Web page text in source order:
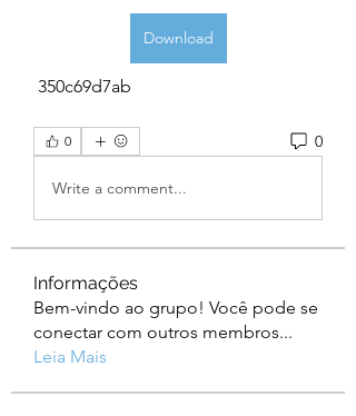
Download
350c69d7ab
0 0
Write a comment...
Informações
Bem-vindo ao grupo! Você pode se
conectar com outros membros...
Leia Mais